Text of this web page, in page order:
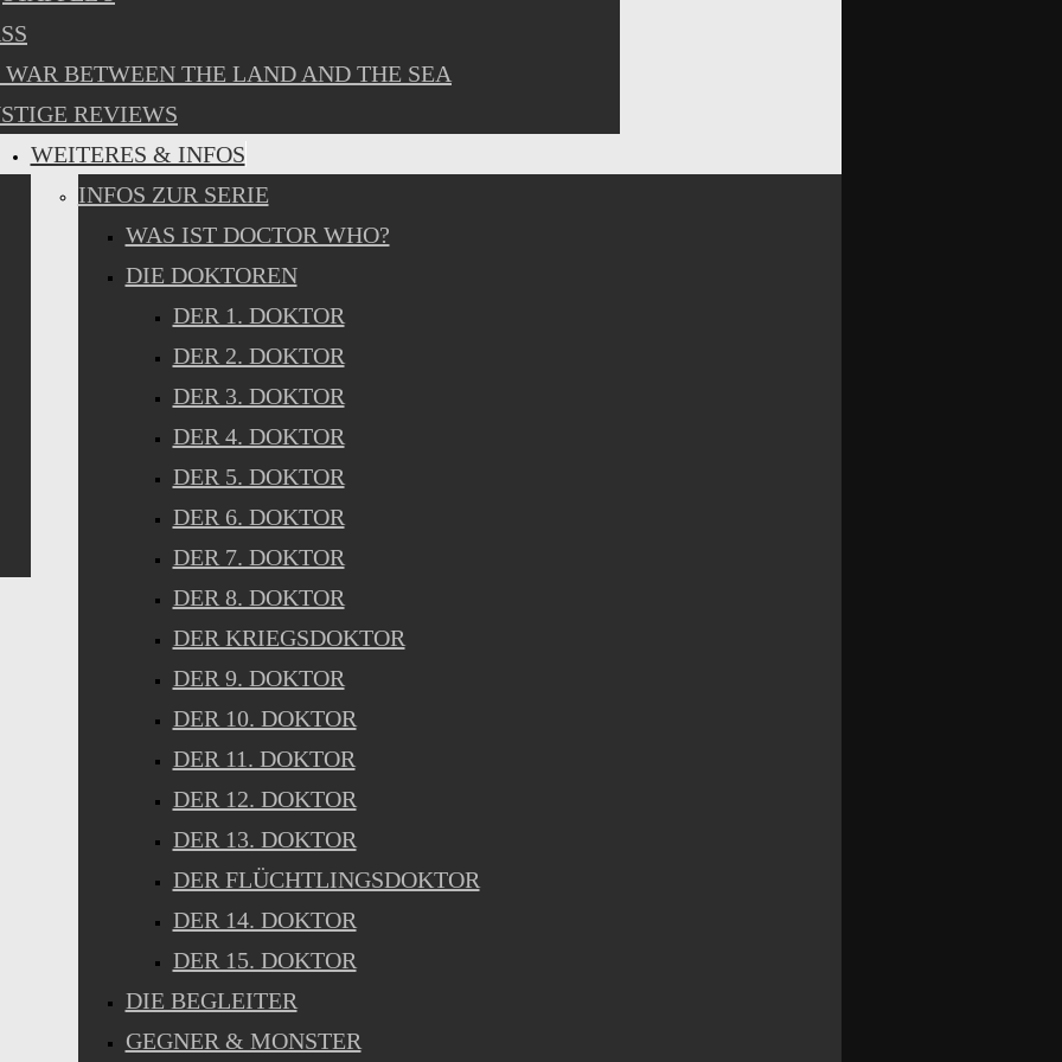
WAR BETWEEN THE LAND AND THE SEA
REVIEWS
WEITERES & INFOS
INFOS ZUR SERIE
WAS IST DOCTOR WHO?
DIE DOKTOREN
DER 1. DOKTOR
DER 2. DOKTOR
DER 3. DOKTOR
DER 4. DOKTOR
DER 5. DOKTOR
DER 6. DOKTOR
DER 7. DOKTOR
DER 8. DOKTOR
DER KRIEGSDOKTOR
DER 9. DOKTOR
DER 10. DOKTOR
DER 11. DOKTOR
DER 12. DOKTOR
DER 13. DOKTOR
DER FLÜCHTLINGSDOKTOR
DER 14. DOKTOR
DER 15. DOKTOR
DIE BEGLEITER
GEGNER & MONSTER